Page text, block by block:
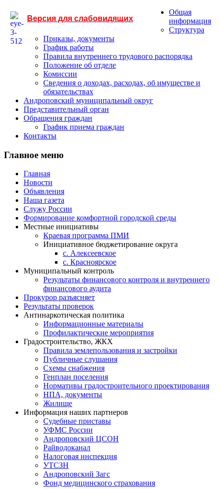
Версия для слабовидящих
Общая
информация
Структура
Приказы, документы
График работы
Правила внутреннего трудового распорядка
Положение об отделе
Комиссии
Сведения о доходах, расходах, об имуществе и
обязательствах
Андроповский муниципальный округ
Представительный орган
Обращения граждан
График приема граждан
Контакты
Главное меню
Главная
Новости
Объявления
Наша газета
Служу России
Формирование комфортной городской среды
Местные инициативы
Краевая программа ПМИ
Инициативное бюджетирование округа
с. Алексеевское
с. Красноярское
Муниципальный контроль
Результаты финансового контроля и внутреннего
финансового аудита
Прокурор разъясняет
Результаты проверок
Антинаркотическая политика
Информационные материалы
Профилактические мероприятия
Градостроительство, ЖКХ
Правила землепользования и застройки
Публичные слушания
Схемы снабжения
Генплан поселения
Нормативы градостроительного проектирования
НПА, документы
Жилище
Информация наших партнеров
Судебные приставы
УФМС России
Андроповский ЦСОН
Райводоканал
Налоговая инспекция
УТСЗН
Андроповский Загс
Фонд медицинского страхования